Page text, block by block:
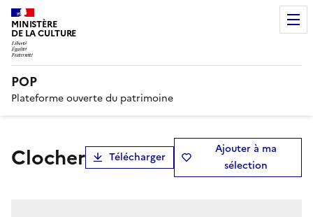
MINISTÈRE
DE LA CULTURE
POP
Plateforme ouverte du patrimoine
Clocher Télécharger
Ajouter à ma
sélection